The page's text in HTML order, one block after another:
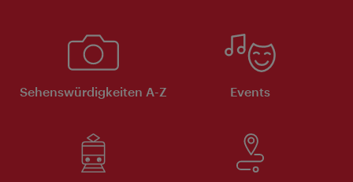
Sehenswürdigkeiten A-Z Events